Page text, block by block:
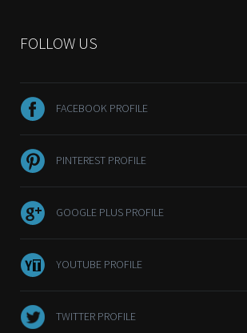
FOLLOW US
FACEBOOK PROFILE
PINTEREST PROFILE
GOOGLE PLUS PROFILE
YOUTUBE PROFILE
TWITTER PROFILE